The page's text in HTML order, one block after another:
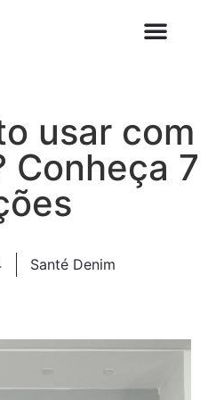
usar com
Conheça 7
Santé Denim